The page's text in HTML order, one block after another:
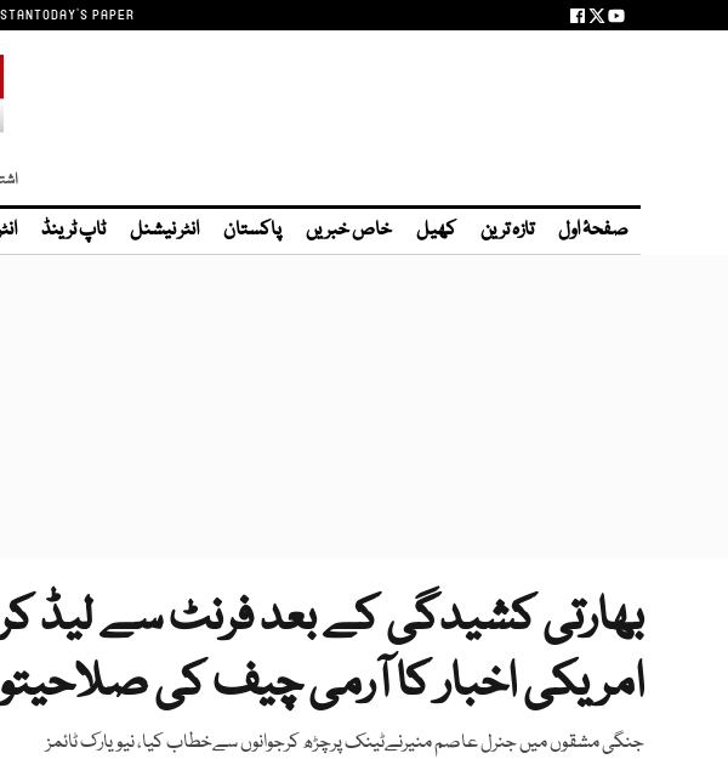
TODAY'S PAPER
صفحۂ اول تازہ ترین کھیل خاص خبریں پاکستان انٹر نیشنل ٹاپ ٹرینڈ
بھارتی کشیدگی کے بعد فرنٹ سے لیڈ
امریکی اخبار کا آرمی چیف کی
جنگی مشقوں میں جنرل عاصم منیرنےٹینک پرچڑھ کرجوانوں سےخطاب کیا، نیویارک ٹائمز